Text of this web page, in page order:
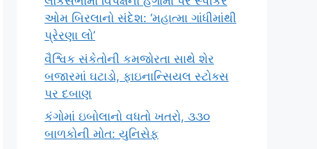
ઓમ બિરલાનો સંદેશ: ‘મહાત્મા ગાંધીમાંથી
પ્રેરણા લો’
વૈશ્વિક સંકેતોની કમજોરતા સાથે શેર
બજારમાં ઘટાડો, ફાઇનાન્સિયલ સ્ટોક્સ
પર દબાણ
કંગોમાં ઇબોલાનો વધતો ખતરો, ૩૩૦
બાળકોની મોત: યુનિસેફ